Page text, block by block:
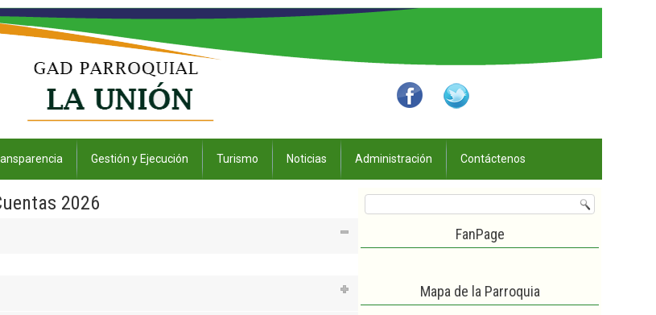
Gestión y Ejecución Turismo Noticias Administración Contáctenos
2026
FanPage
Mapa de la Parroquia